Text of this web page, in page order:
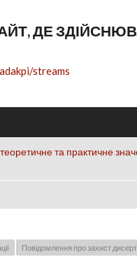
ДЕ
streams
та практичне
Повідомлення про захист